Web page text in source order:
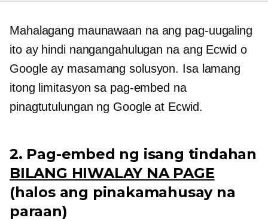
Mahalagang maunawaan na ang pag-uugaling
ito ay hindi nangangahulugan na ang Ecwid o
Google ay masamang solusyon. Isa lamang
itong limitasyon sa pag-embed na
pinagtutulungan ng Google at Ecwid.
2. Pag-embed ng isang tindahan
BILANG HIWALAY NA PAGE
(halos ang pinakamahusay na
paraan)